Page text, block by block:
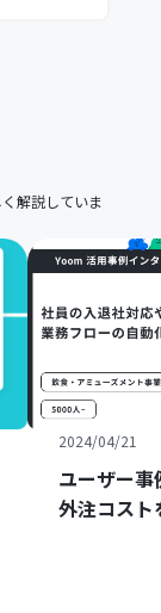
解説していま
2024/04/21
ユーザー
外注コスト